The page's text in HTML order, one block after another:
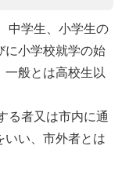
中学生、小学生の
に小学校就学の始
一般とは高校生以
る者又は市内に通
いい、市外者とは